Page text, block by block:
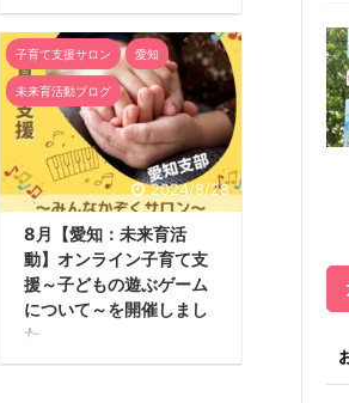
インでもあいち子育て支援
サロンをスタートしまし
た。 行きたい気持ちはある
けれど、なかなか子連れで
リアルの場に行くのは難し
い。そんな声もあり、子育
てママとそれをサポートす
る人たちが継続して繋が
り、子育ての悩みを言える
場所としてまた子どもと向
き合うことで親自身の心の
仕組みを学ぶことに意識が
むくような働きかけができ
るようにオンラインでの開
催がスタートしました。離
子育て支援サロン 愛知
未来育活動ブログ
2024/8/28
8月【愛知：未来育活
動】オンライン子育て支
援～子どもの遊ぶゲーム
について～を開催しまし
た
２０２３年9月よりオンラ